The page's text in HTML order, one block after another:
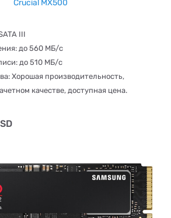
Crucial MX500
III
до 560 МБ/с
до 510 МБ/с
Хорошая производительность,
качестве, доступная цена.